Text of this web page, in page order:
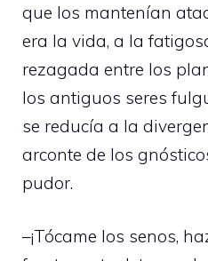
que los mantenían
era la vida, a la
rezagada entre los
los antiguos seres
se reducía a la
arconte de los
pudor.
–¡Tócame los senos,